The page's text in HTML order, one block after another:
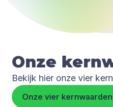
Onze
Bekijk hier onze vier
Onze vier kernwaarden